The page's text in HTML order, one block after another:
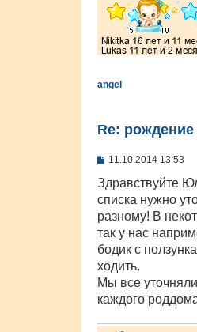
angel
Re:
С
о
б
щ
е
и
е
11.10.2014 13:53
Здравствуйте
списка нужно
разному! В
так у нас
бодик с
ходить.
Мы все
каждого